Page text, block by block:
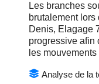
Les branches
brutalement
Denis, Elagage
progressive afin
les
Analyse de la